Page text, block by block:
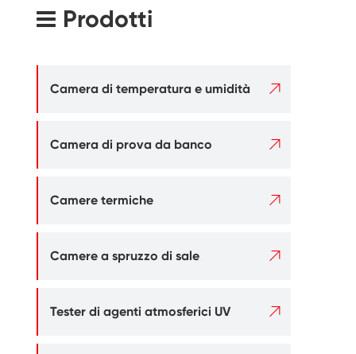
Prodotti
Camera di temperatura e umidità 
Camera di prova da banco 
Camere termiche 
Camere a spruzzo di sale 
Tester di agenti atmosferici UV 